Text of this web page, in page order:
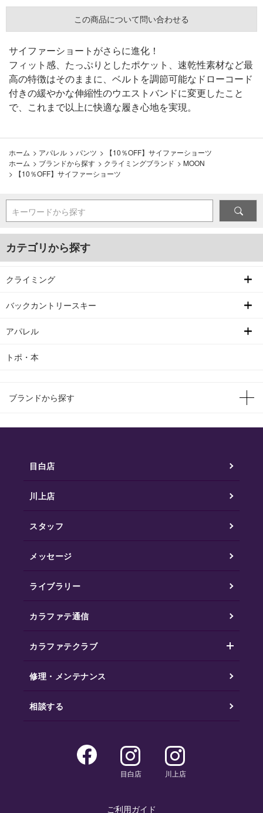
この商品について問い合わせる
サイファーショートがさらに進化！
フィット感、たっぷりとしたポケット、速乾性素材など最
高の特徴はそのままに、ベルトを調節可能なドローコード
付きの緩やかな伸縮性のウエストバンドに変更したこと
で、これまで以上に快適な履き心地を実現。
ホーム > アパレル > パンツ >
【10％OFF】サイファーショーツ
ホーム > ブランドから探す > クライミングブランド > MOON
>
【10％OFF】サイファーショーツ
キーワードから探す
カテゴリから探す
クライミング
バックカントリースキー
アパレル
トポ・本
ブランドから探す
目白店
川上店
スタッフ
メッセージ
ライブラリー
カラファテ通信
カラファテクラブ
修理・メンテナンス
相談する
目白店 川上店
ご利用ガイド